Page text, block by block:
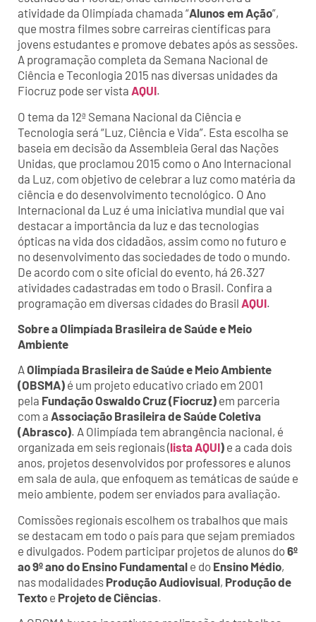
atividade da Olimpíada chamada “Alunos em Ação”,
que mostra filmes sobre carreiras científicas para
jovens estudantes e promove debates após as sessões.
A programação completa da Semana Nacional de
Ciência e Teconlogia 2015 nas diversas unidades da
Fiocruz pode ser vista AQUI.
O tema da 12ª Semana Nacional da Ciência e
Tecnologia será “Luz, Ciência e Vida”. Esta escolha se
baseia em decisão da Assembleia Geral das Nações
Unidas, que proclamou 2015 como o Ano Internacional
da Luz, com objetivo de celebrar a luz como matéria da
ciência e do desenvolvimento tecnológico. O Ano
Internacional da Luz é uma iniciativa mundial que vai
destacar a importância da luz e das tecnologias
ópticas na vida dos cidadãos, assim como no futuro e
no desenvolvimento das sociedades de todo o mundo.
De acordo com o site oficial do evento, há 26.327
atividades cadastradas em todo o Brasil. Confira a
programação em diversas cidades do Brasil AQUI.
Sobre a Olimpíada Brasileira de Saúde e Meio
Ambiente
AOlimpíada Brasileira de Saúde e Meio Ambiente
(OBSMA) é um projeto educativo criado em 2001
pela Fundação Oswaldo Cruz (Fiocruz) em parceria
com a Associação Brasileira de Saúde Coletiva
(Abrasco). A Olimpíada tem abrangência nacional, é
organizada em seis regionais (lista AQUI) e a cada dois
anos, projetos desenvolvidos por professores e alunos
em sala de aula, que enfoquem as temáticas de saúde e
meio ambiente, podem ser enviados para avaliação.
Comissões regionais escolhem os trabalhos que mais
se destacam em todo o país para que sejam premiados
e divulgados. Podem participar projetos de alunos do6º
ao 9º ano do Ensino Fundamental e do Ensino Médio,
nas modalidades Produção Audiovisual, Produção de
Texto e Projeto de Ciências.